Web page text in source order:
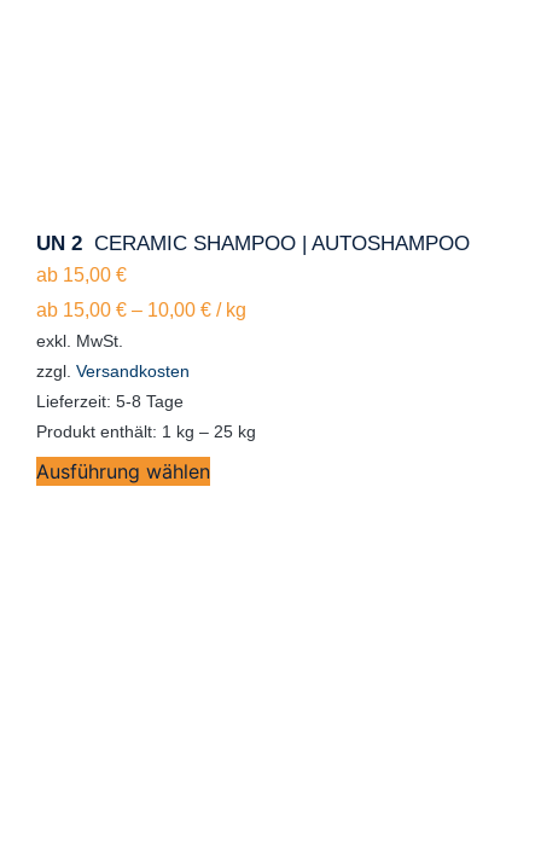
UN 2 CERAMIC SHAMPOO | AUTOSHAMPOO
ab 15,00 €
ab 15,00 €– 10,00 €/ kg
exkl. MwSt.
zzgl. Versandkosten
Lieferzeit: 5-8 Tage
Produkt enthält: 1 kg – 25 kg
Ausführung wählen